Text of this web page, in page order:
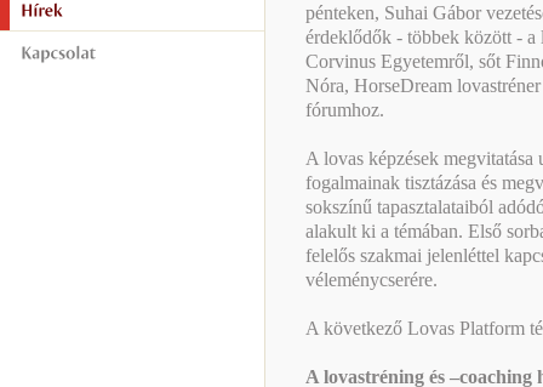
pénteken, Suhai Gábor
érdeklődők - többek között - a
Corvinus Egyetemről, sőt
Nóra, HorseDream
fórumhoz.
A lovas képzések
fogalmainak tisztázása és
sokszínű tapasztalataiból
alakult ki a témában. Első
felelős szakmai jelenléttel
véleménycserére.
A következő Lovas Platform
A lovastréning és –coaching